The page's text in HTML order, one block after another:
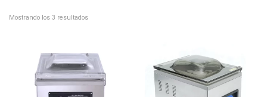
Mostrando los 3 resultados